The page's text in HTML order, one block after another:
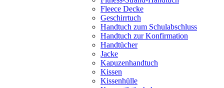
Fleece Decke
Geschirrtuch
Handtuch zum Schulabschluss
Handtuch zur Konfirmation
Handtücher
Jacke
Kapuzenhandtuch
Kissen
Kissenhülle